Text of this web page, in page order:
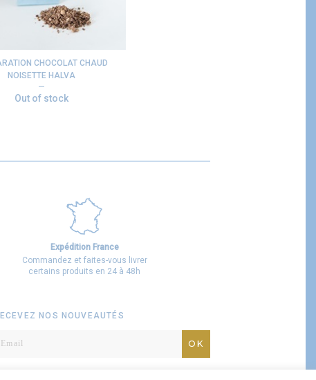
CHOCOLAT CHAUD
NOISETTE HALVA
Out of stock
Expédition France
Commandez et faites-vous livrer
certains produits en 24 à 48h
NOS NOUVEAUTÉS